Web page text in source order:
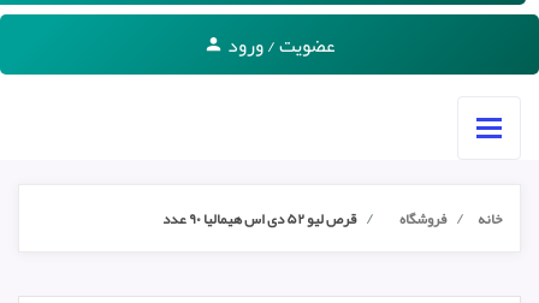
عضویت / ورود
خانه فروشگاه قرص لیو ۵۲ دی اس هیمالیا ۹۰ عدد